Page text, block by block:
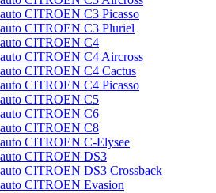
CITROEN C3 Picasso
CITROEN C3 Pluriel
CITROEN C4
CITROEN C4 Aircross
CITROEN C4 Cactus
CITROEN C4 Picasso
CITROEN C5
CITROEN C6
CITROEN C8
CITROEN C-Elysee
CITROEN DS3
CITROEN DS3 Crossback
CITROEN Evasion